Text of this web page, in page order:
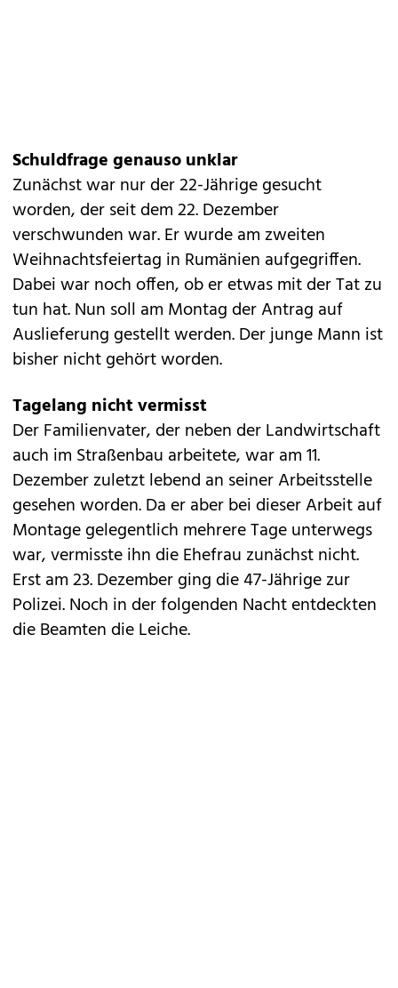
Schuldfrage genauso unklar
Zunächst war nur der 22-Jährige gesucht
worden, der seit dem 22. Dezember
verschwunden war. Er wurde am zweiten
Weihnachtsfeiertag in Rumänien aufgegriffen.
Dabei war noch offen, ob er etwas mit der Tat zu
tun hat. Nun soll am Montag der Antrag auf
Auslieferung gestellt werden. Der junge Mann ist
bisher nicht gehört worden.
Tagelang nicht vermisst
Der Familienvater, der neben der Landwirtschaft
auch im Straßenbau arbeitete, war am 11.
Dezember zuletzt lebend an seiner Arbeitsstelle
gesehen worden. Da er aber bei dieser Arbeit auf
Montage gelegentlich mehrere Tage unterwegs
war, vermisste ihn die Ehefrau zunächst nicht.
Erst am 23. Dezember ging die 47-Jährige zur
Polizei. Noch in der folgenden Nacht entdeckten
die Beamten die Leiche.